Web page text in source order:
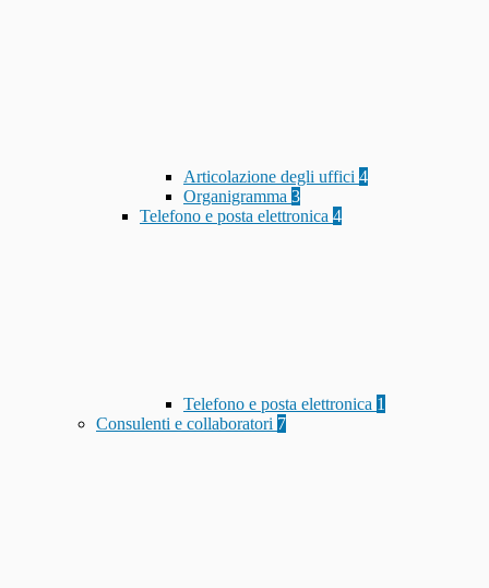
Articolazione degli uffici 4
Organigramma 3
Telefono e posta elettronica 4
Telefono e posta elettronica 1
Consulenti e collaboratori 7